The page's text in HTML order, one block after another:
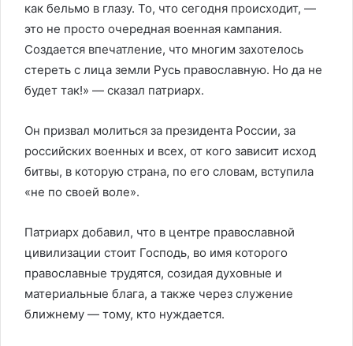
как бельмо в глазу. То, что сегодня происходит, —
это не просто очередная военная кампания.
Создается впечатление, что многим захотелось
стереть с лица земли Русь православную. Но да не
будет так!» — сказал патриарх.
Он призвал молиться за президента России, за
российских военных и всех, от кого зависит исход
битвы, в которую страна, по его словам, вступила
«не по своей воле».
Патриарх добавил, что в центре православной
цивилизации стоит Господь, во имя которого
православные трудятся, созидая духовные и
материальные блага, а также через служение
ближнему — тому, кто нуждается.